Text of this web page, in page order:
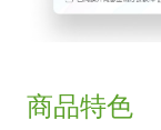
商品特色